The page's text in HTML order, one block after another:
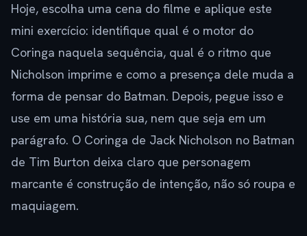
Hoje, escolha uma cena do filme e aplique este
mini exercício: identifique qual é o motor do
Coringa naquela sequência, qual é o ritmo que
Nicholson imprime e como a presença dele muda a
forma de pensar do Batman. Depois, pegue isso e
use em uma história sua, nem que seja em um
parágrafo. O Coringa de Jack Nicholson no Batman
de Tim Burton deixa claro que personagem
marcante é construção de intenção, não só roupa e
maquiagem.